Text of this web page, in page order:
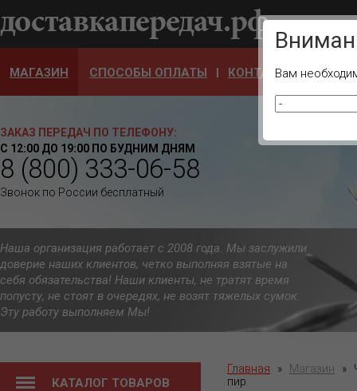
Ваш
МАГАЗИН СПОСОБЫ ОПЛАТЫ КОНТАКТЫ
ЗАКАЗ ПЕРЕДАЧ ПО ТЕЛЕФОНУ:
С 12:00 ДО 19:00 ПО БУДНИМ ДНЯМ
8 (800) 333-06-58
Звонок по России бесплатный
Наша организация работает с 2008 года. Мы заслужили
доверие наших клиентов, четко выполняя взятые на
себя обязательства! Наши клиенты, не тратят время
попусту, не стоят в очередях, не возят тяжелых сумок.
Эту работу выполняем Мы!
КАТАЛОГ ТОВАРОВ
Главная » Магазин »
пир
Вам